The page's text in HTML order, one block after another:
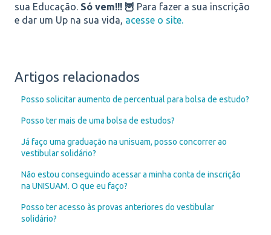
sua Educação. Só vem!!! 🦉 Para fazer a sua inscrição
e dar um Up na sua vida, acesse o site.
Artigos relacionados
Posso solicitar aumento de percentual para bolsa de estudo?
Posso ter mais de uma bolsa de estudos?
Já faço uma graduação na unisuam, posso concorrer ao
vestibular solidário?
Não estou conseguindo acessar a minha conta de inscrição
na UNISUAM. O que eu faço?
Posso ter acesso às provas anteriores do vestibular
solidário?